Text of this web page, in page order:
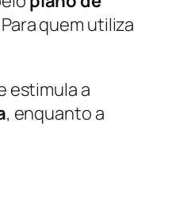
quem utiliza
estimula a
, enquanto a